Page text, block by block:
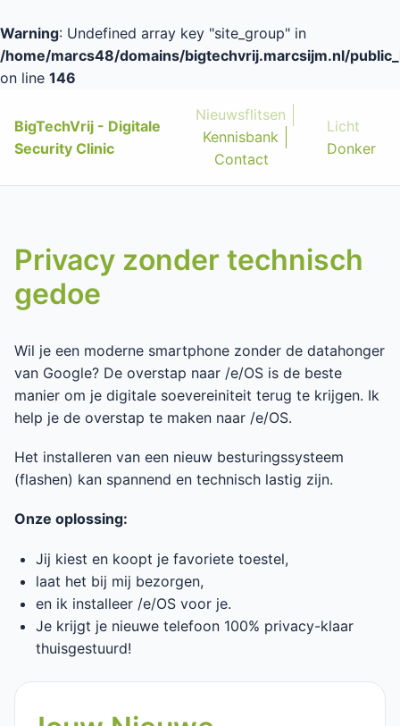
Warning: Undefined array key "site_group" in
/home/marcs48/domains/bigtechvrij.marcsijm.nl/
on line 146
BigTechVrij - Digitale
Security Clinic
Nieuwsflitsen
Kennisbank
Contact
Licht
Donker
Privacy zonder technisch
gedoe
Wil je een moderne smartphone zonder de datahonger
van Google? De overstap naar /e/OS is de beste
manier om je digitale soevereiniteit terug te krijgen. Ik
help je de overstap te maken naar /e/OS.
Het installeren van een nieuw besturingssysteem
(flashen) kan spannend en technisch lastig zijn.
Onze oplossing:
Jij kiest en koopt je favoriete toestel,
laat het bij mij bezorgen,
en ik installeer /e/OS voor je.
Je krijgt je nieuwe telefoon 100% privacy-klaar
thuisgestuurd!